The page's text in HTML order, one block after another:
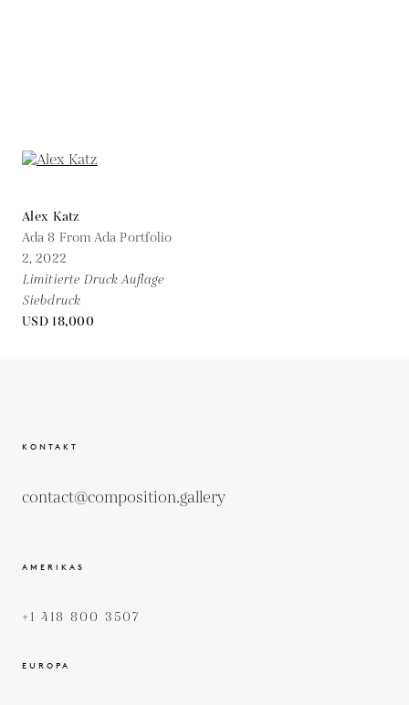
Alex Katz
Ada 8 From Ada Portfolio
2,2022
Limitierte Druck Auflage
Siebdruck
USD 18,000
KONTAKT
contact@composition.gallery
AMERIKAS
+1 418 800 3507
EUROPA